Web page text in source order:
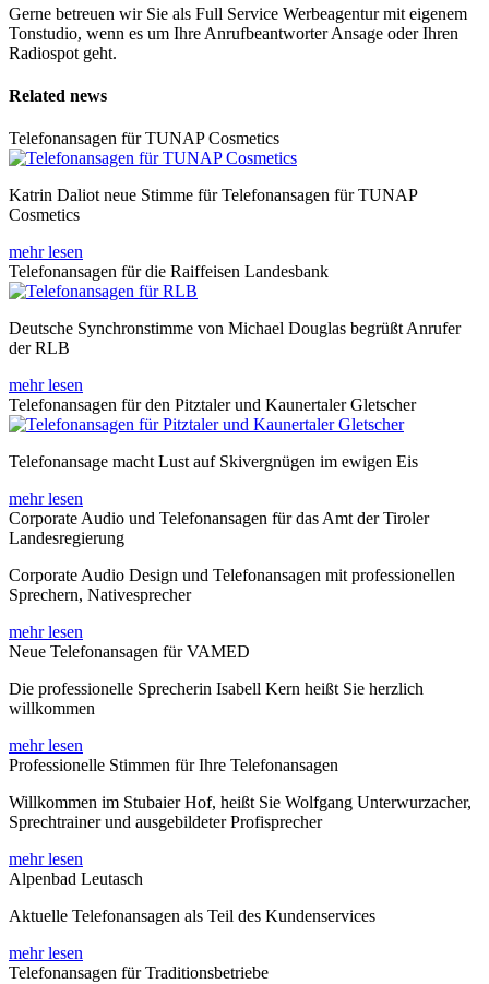
Gerne betreuen wir Sie als Full Service Werbeagentur mit eigenem
Tonstudio, wenn es um Ihre Anrufbeantworter Ansage oder Ihren
Radiospot geht.
Related news
Telefonansagen für TUNAP Cosmetics
Katrin Daliot neue Stimme für Telefonansagen für TUNAP
Cosmetics
mehr lesen
Telefonansagen für die Raiffeisen Landesbank
Deutsche Synchronstimme von Michael Douglas begrüßt Anrufer
der RLB
mehr lesen
Telefonansagen für den Pitztaler und Kaunertaler Gletscher
Telefonansage macht Lust auf Skivergnügen im ewigen Eis
mehr lesen
Corporate Audio und Telefonansagen für das Amt der Tiroler
Landesregierung
Corporate Audio Design und Telefonansagen mit professionellen
Sprechern, Nativesprecher
mehr lesen
Neue Telefonansagen für VAMED
Die professionelle Sprecherin Isabell Kern heißt Sie herzlich
willkommen
mehr lesen
Professionelle Stimmen für Ihre Telefonansagen
Willkommen im Stubaier Hof, heißt Sie Wolfgang Unterwurzacher,
Sprechtrainer und ausgebildeter Profisprecher
mehr lesen
Alpenbad Leutasch
Aktuelle Telefonansagen als Teil des Kundenservices
mehr lesen
Telefonansagen für Traditionsbetriebe